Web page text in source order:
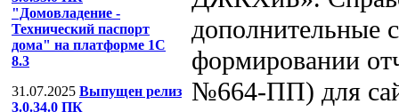
"Домовладение -
Технический паспорт
дома" на платформе 1С
8.3
31.07.2025 Выпущен релиз
3.0.34.0 ПК
дополнительные
формировании
№664-ПП) для